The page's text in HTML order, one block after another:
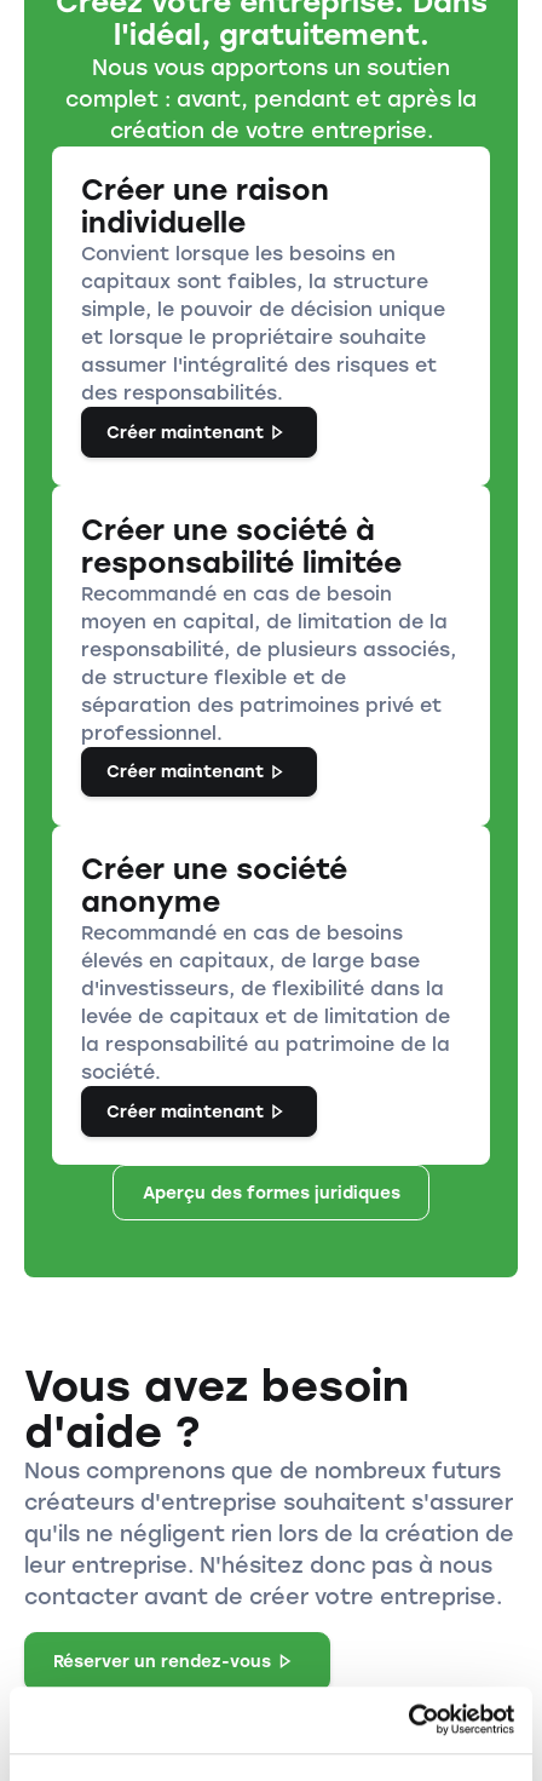
l'idéal, gratuitement.
Nous vous apportons un soutien
complet : avant, pendant et après la
création de votre entreprise.
Créer une raison
individuelle
Convient lorsque les besoins en
capitaux sont faibles, la structure
simple, le pouvoir de décision unique
et lorsque le propriétaire souhaite
assumer l'intégralité des risques et
des responsabilités.
Créer maintenant
Créer une société à
responsabilité limitée
Recommandé en cas de besoin
moyen en capital, de limitation de la
responsabilité, de plusieurs associés,
de structure flexible et de
séparation des patrimoines privé et
professionnel.
Créer maintenant
Créer une société
anonyme
Recommandé en cas de besoins
élevés en capitaux, de large base
d'investisseurs, de flexibilité dans la
levée de capitaux et de limitation de
la responsabilité au patrimoine de la
société.
Créer maintenant
Aperçu des formes juridiques
Vous avez besoin
d'aide ?
Nous comprenons que de nombreux futurs
créateurs d'entreprise souhaitent s'assurer
qu'ils ne négligent rien lors de la création de
leur entreprise. N'hésitez donc pas à nous
contacter avant de créer votre entreprise.
Réserver un rendez-vous